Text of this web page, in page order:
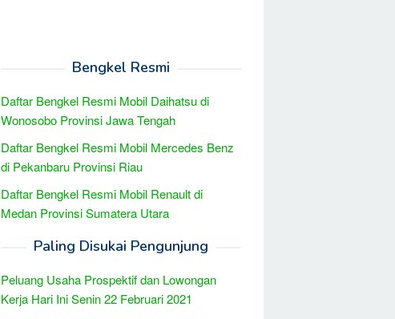
Bengkel Resmi
Daftar Bengkel Resmi Mobil Daihatsu di
Wonosobo Provinsi Jawa Tengah
Daftar Bengkel Resmi Mobil Mercedes Benz
di Pekanbaru Provinsi Riau
Daftar Bengkel Resmi Mobil Renault di
Medan Provinsi Sumatera Utara
Paling Disukai Pengunjung
Peluang Usaha Prospektif dan Lowongan
Kerja Hari Ini Senin 22 Februari 2021